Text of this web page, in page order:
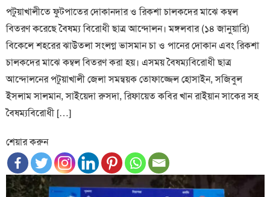
পটুয়াখালীতে ফুটপাতের দোকানদার ও রিকশা চালকদের মাঝে কম্বল
বিতরণ করেছে বৈষম্য বিরোধী ছাত্র আন্দোলন। মঙ্গলবার (১৪ জানুয়ারি)
বিকেলে শহরের ঝাউতলা সংলগ্ন ভাসমান চা ও পানের দোকান এবং রিকশা
চালকদের মাঝে কম্বল বিতরণ করা হয়। এসময় বৈষম্যবিরোধী ছাত্র
আন্দোলনের পটুয়াখালী জেলা সমন্বয়ক তোফাজ্জেল হোসাইন, সজিবুল
ইসলাম সালমান, সাইয়েদা রুসদা, রিফায়েত কবির খান রাইয়ান সাকের সহ
বৈষম্যবিরোধী […]
শেয়ার করুন